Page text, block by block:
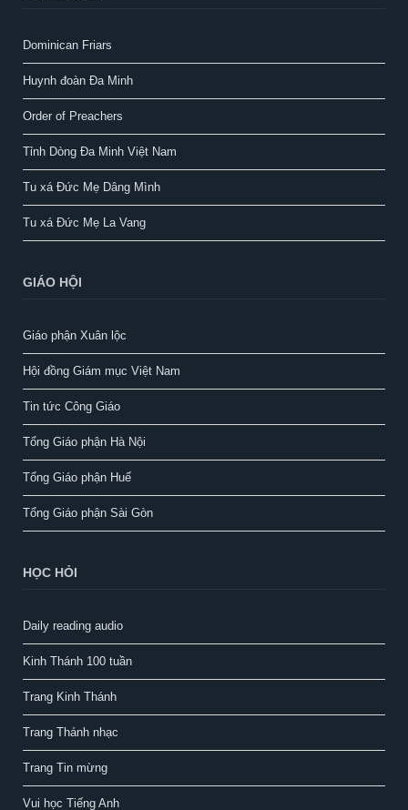
Dominican Friars
Huynh đoàn Đa Minh
Order of Preachers
Tỉnh Dòng Đa Minh Việt Nam
Tu xá Đức Mẹ Dâng Mình
Tu xá Đức Mẹ La Vang
GIÁO HỘI
Giáo phận Xuân lộc
Hội đồng Giám mục Việt Nam
Tin tức Công Giáo
Tổng Giáo phận Hà Nội
Tổng Giáo phận Huế
Tổng Giáo phận Sài Gòn
HỌC HỎI
Daily reading audio
Kinh Thánh 100 tuần
Trang Kinh Thánh
Trang Thánh nhạc
Trang Tin mừng
Vui học Tiếng Anh